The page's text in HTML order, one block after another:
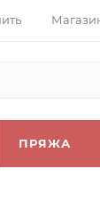
ПРЯЖА